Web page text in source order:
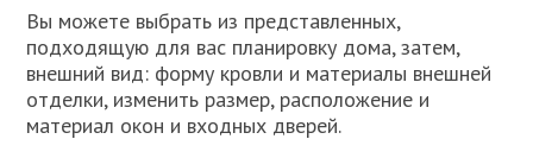
Вы можете выбрать из представленных,
подходящую для вас планировку дома, затем,
внешний вид: форму кровли и материалы внешней
отделки, изменить размер, расположение и
материал окон и входных дверей.